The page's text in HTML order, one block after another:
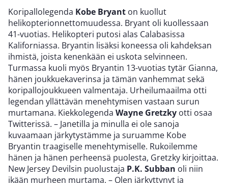
Koripallolegenda Kobe Bryant on kuollut
helikopterionnettomuudessa. Bryant oli kuollessaan
41-vuotias. Helikopteri putosi alas Calabasissa
Kaliforniassa. Bryantin lisäksi koneessa oli kahdeksan
ihmistä, joista kenenkään ei uskota selvinneen.
Turmassa kuoli myös Bryantin 13-vuotias tytär Gianna,
hänen joukkuekaverinsa ja tämän vanhemmat sekä
koripallojoukkueen valmentaja. Urheilumaailma otti
legendan yllättävän menehtymisen vastaan surun
murtamana. Kiekkolegenda Wayne Gretzky otti osaa
Twitterissä. – Janetilla ja minulla ei ole sanoja
kuvaamaan järkytystämme ja suruamme Kobe
Bryantin traagiselle menehtymiselle. Rukoilemme
hänen ja hänen perheensä puolesta, Gretzky kirjoittaa.
New Jersey Devilsin puolustaja P.K. Subban oli niin
ikään murheen murtama. – Olen järkyttynyt ja